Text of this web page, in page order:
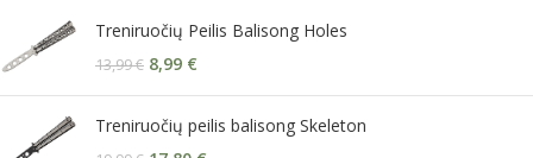
Treniruočių Peilis Balisong Holes
13,99€ 8,99 €
Treniruočių peilis balisong Skeleton